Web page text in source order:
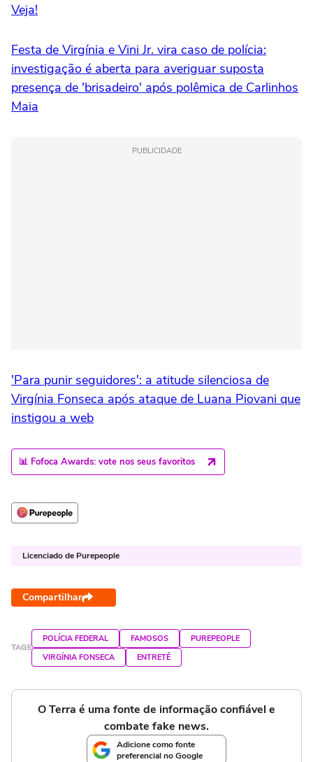
Veja!
Festa de Virgínia e Vini Jr. vira caso de polícia:
investigação é aberta para averiguar suposta
presença de 'brisadeiro' após polêmica de Carlinhos
Maia
PUBLICIDADE
'Para punir seguidores': a atitude silenciosa de
Virgínia Fonseca após ataque de Luana Piovani que
instigou a web
📊 Fofoca Awards: vote nos seus favoritos
Licenciado de Purepeople
Compartilhar
TAGS
POLÍCIA FEDERAL FAMOSOS
PUREPEOPLE
VIRGÍNIA FONSECA
ENTRETÊ
O Terra é uma fonte de informação confiável e
combate fake news.
Adicione como fonte
preferencial no Google